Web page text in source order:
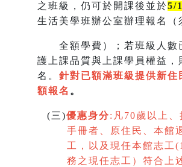
之班級，仍可於開課後並於5/
生活美學班辦公室辦理報名（
全額學費）；若班級人數
護上課品質與上課學員權益，
名。 針對已額滿班級提供新住
額報名 。
(三)優惠身分: 凡70歲以上
手冊者、原住民、本館
工，以及現任本館志工
務之現任志工）符合上